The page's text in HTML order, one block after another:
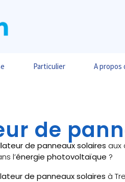
Particulier A propos
de
de panneaux solaires aux
l’énergie photovoltaïque ?
de panneaux solaires à